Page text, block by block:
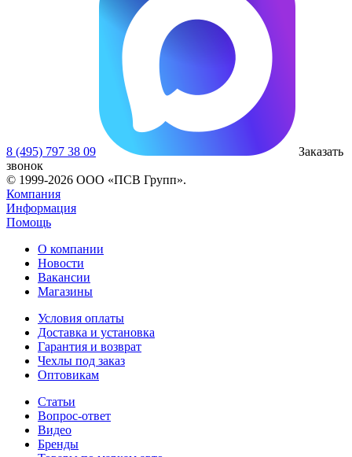
8 (495) 797 38 09
Заказать
звонок
© 1999-2026 ООО «ПСВ Групп».
Компания
Информация
Помощь
О компании
Новости
Вакансии
Магазины
Условия оплаты
Доставка и установка
Гарантия и возврат
Чехлы под заказ
Оптовикам
Статьи
Вопрос-ответ
Видео
Бренды